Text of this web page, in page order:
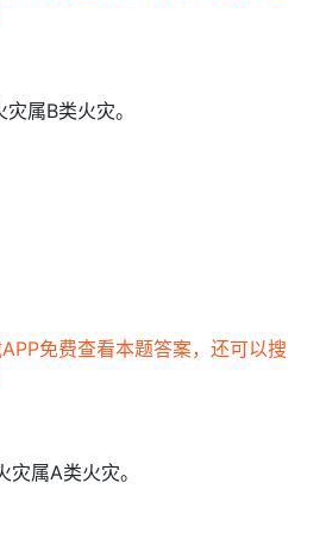
属B类火灾。
免费查看本题答案，还可以搜
属A类火灾。